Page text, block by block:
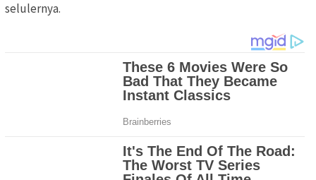
selulernya.